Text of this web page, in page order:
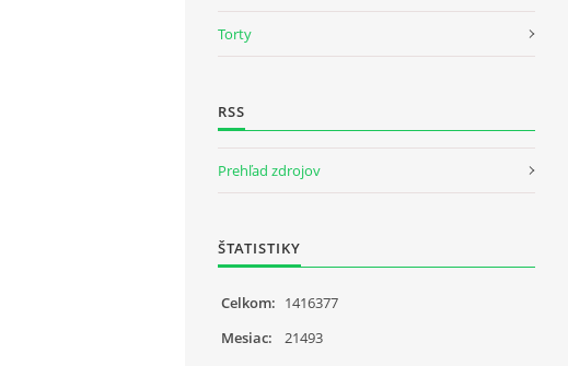
Torty
RSS
Prehľad zdrojov
ŠTATISTIKY
Celkom: 1416377
Mesiac:
21493